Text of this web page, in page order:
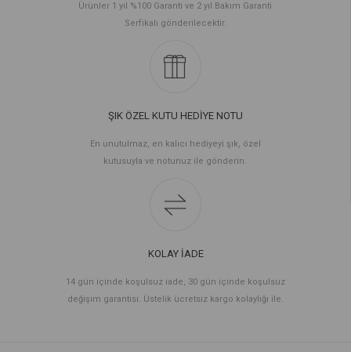
Ürünler 1 yıl %100 Garanti ve 2 yıl Bakım Garanti
Serfikalı gönderilecektir.
ŞIK ÖZEL KUTU HEDİYE NOTU
En unutulmaz, en kalıcı hediyeyi şık, özel
kutusuyla ve notunuz ile gönderin.
KOLAY İADE
14 gün içinde koşulsuz iade, 30 gün içinde koşulsuz
değişim garantisi. Üstelik ücretsiz kargo kolaylığı ile.